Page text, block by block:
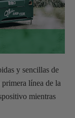
y sencillas de
línea de la
mientras